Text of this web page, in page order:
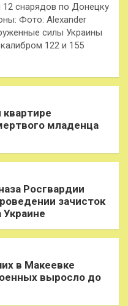
12 снарядов по Донецку
Фото: Alexander
силы Украины
122 и 155
младенца
Росгвардии
зачисток
в Макеевке
выросло до